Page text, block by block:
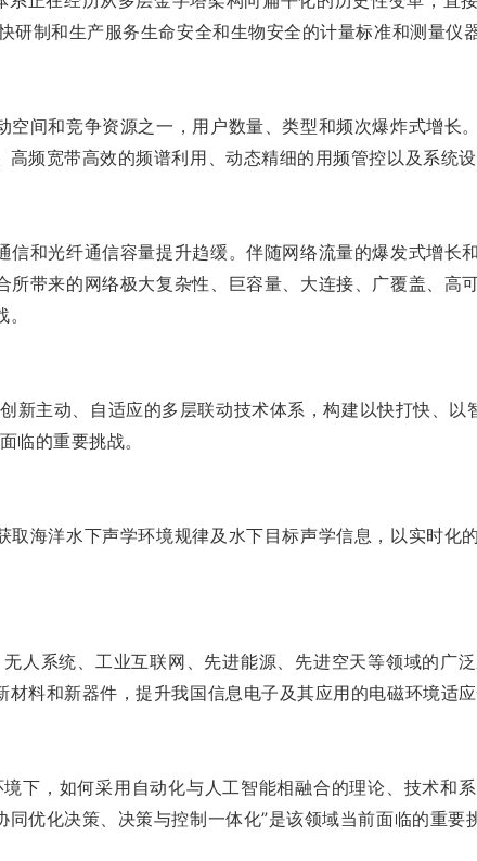
制和生产服务生命安全和生物安全的计量标准和测量仪
间和竞争资源之一，用户数量、类型和频次爆炸式增
频宽带高效的频谱利用、动态精细的用频管控以及系统
和光纤通信容量提升趋缓。伴随网络流量的爆发式增
带来的网络极大复杂性、巨容量、大连接、广覆盖、
新主动、自适应的多层联动技术体系，构建以快打快、以
临的重要挑战。
海洋水下声学环境规律及水下目标声学信息，以实时
人系统、工业互联网、先进能源、先进空天等领域的广
料和新器件，提升我国信息电子及其应用的电磁环境适
下，如何采用自动化与人工智能相融合的理论、技术和
优化决策、决策与控制一体化”是该领域当前面临的重要